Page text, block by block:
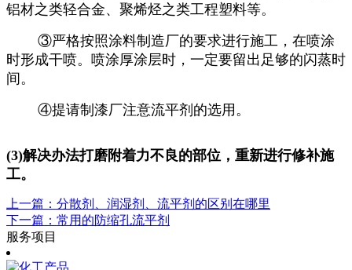
铝材之类轻合金、聚烯烃之类工程塑料等。
③严格按照涂料制造厂的要求进行施工，在喷涂
时形成干喷。喷涂厚涂层时，一定要留出足够的闪蒸时
间。
④提请制漆厂注意流平剂的选用。
(3)解决办法打磨附着力不良的部位，重新进行修补施
工。
上一篇：分散剂、润湿剂、流平剂的区别在哪里
下一篇：常用的防缩孔流平剂
服务项目